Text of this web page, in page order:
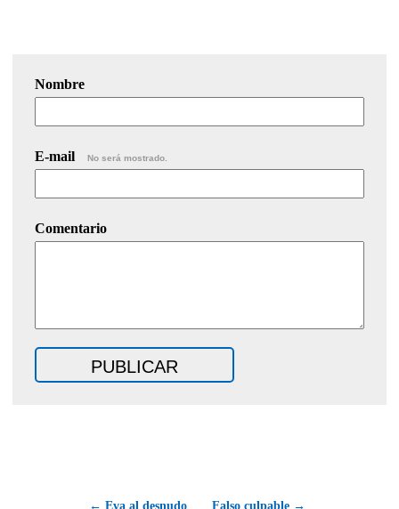
Nombre
E-mail No será mostrado.
Comentario
← Eva al desnudo Falso culpable →